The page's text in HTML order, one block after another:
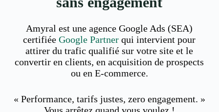
Amyral est une agence Google Ads (SEA)
certifiéeGoogle Partner qui intervient pour
attirer du trafic qualifié sur votre site et le
convertir en clients, en acquisition de prospects
ou en E-commerce.
« Performance, tarifs justes, zero engagement. »